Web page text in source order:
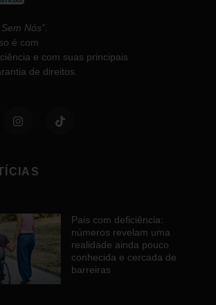
Nós”
é com
e com suas principais
de direitos.
Pais com deficiência:
números revelam uma
realidade ainda pouco
conhecida e cercada de
barreiras